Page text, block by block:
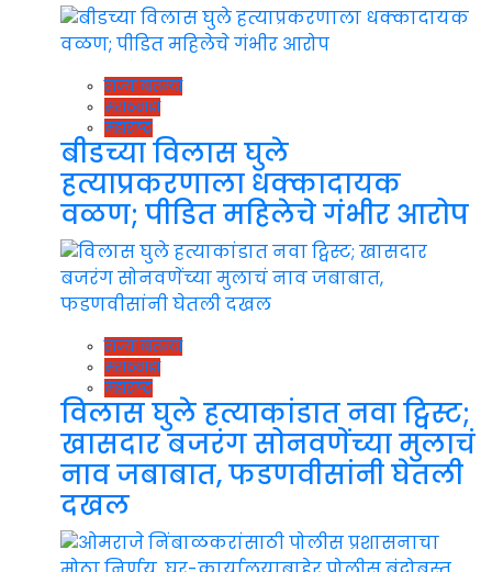
ताज्या बातम्या
मराठवाडा
महाराष्ट्र
बीडच्या विलास घुले
हत्याप्रकरणाला धक्कादायक
वळण; पीडित महिलेचे गंभीर आरोप
ताज्या बातम्या
मराठवाडा
महाराष्ट्र
विलास घुले हत्याकांडात नवा ट्विस्ट;
खासदार बजरंग सोनवणेंच्या मुलाचं
नाव जबाबात, फडणवीसांनी घेतली
दखल